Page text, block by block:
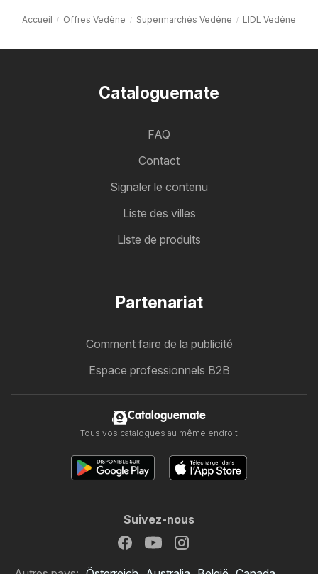
Accueil Offres Vedène Supermarchés Vedène LIDL Vedène
Cataloguemate
FAQ
Contact
Signaler le contenu
Liste des villes
Liste de produits
Partenariat
Comment faire de la publicité
Espace professionnels B2B
Cataloguemate
Tous vos catalogues au même endroit
Suivez-nous